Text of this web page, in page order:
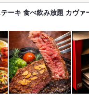
ーキ 食べ飲み放題 カヴァ